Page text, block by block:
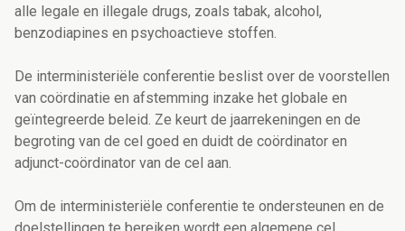
alle legale en illegale drugs, zoals tabak, alcohol,
benzodiapines en psychoactieve stoffen.
De interministeriële conferentie beslist over de voorstellen
van coördinatie en afstemming inzake het globale en
geïntegreerde beleid. Ze keurt de jaarrekeningen en de
begroting van de cel goed en duidt de coördinator en
adjunct-coördinator van de cel aan.
Om de interministeriële conferentie te ondersteunen en de